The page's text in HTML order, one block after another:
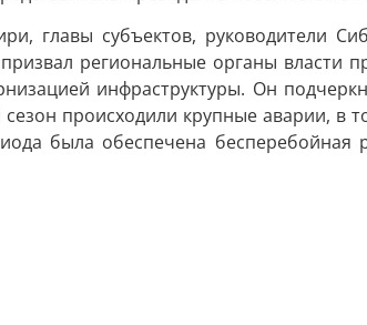
главы субъектов, руководители
региональные органы власти
инфраструктуры. Он
происходили крупные аварии, в
была обеспечена бесперебойная